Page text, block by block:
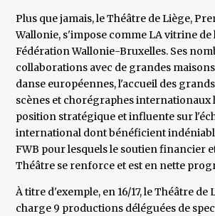
Plus que jamais, le Théâtre de Liège,
Wallonie, s'impose comme LA vitrine
Fédération Wallonie-Bruxelles. Ses
collaborations avec de grandes
danse européennes, l'accueil des
scènes et chorégraphes
position stratégique et influente sur
international dont bénéficient
FWB pour lesquels le soutien financier
Théâtre se renforce et est en nette
À titre d'exemple, en 16/17, le Théâtre de
charge 9 productions déléguées de